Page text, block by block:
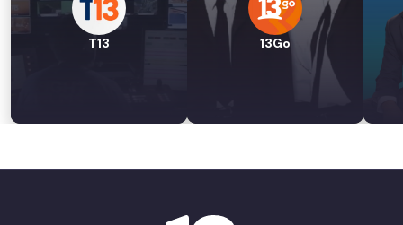
T13 13Go